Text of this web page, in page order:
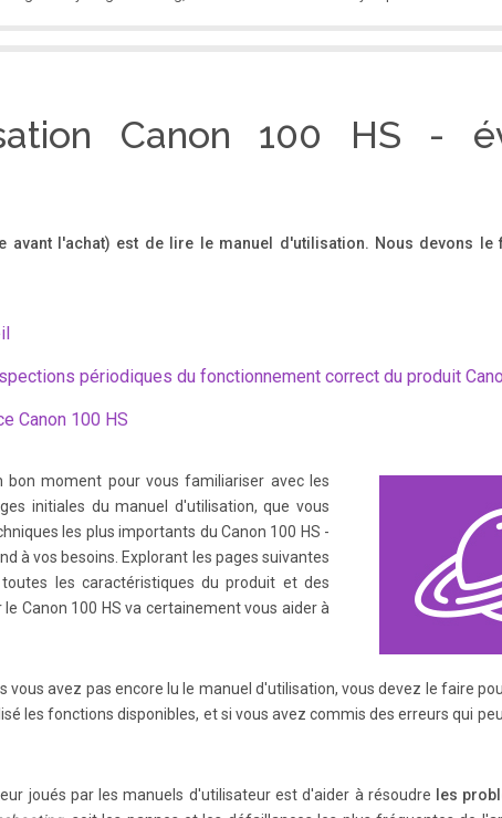
expressions (p. 81) Kids and pets (p.
27 z Automatically play back pi ctures (slideshow)
Contents .......2 Read This First .
in Program AE .............. ... 84 Adjusting the Brightness (Exposure
Ba lance .
............. ....159 Changing Camera Settings..... .......166 Changing
Settings .
Canon 100 HS -
avant l'achat) est de lire le manuel d'utilisation. Nous devons le
périodiques du fonctionnement correct du produit
Canon 100 HS
bon moment pour vous familiariser avec les
initiales du manuel d'utilisation, que vous
les plus importants du Canon 100 HS -
à vos besoins. Explorant les pages suivantes
les caractéristiques du produit et des
Canon 100 HS va certainement vous aider à
vous avez pas encore lu le manuel d'utilisation, vous devez le faire
les fonctions disponibles, et si vous avez commis des erreurs qui
joués par les manuels d'utilisateur est d'aider à résoudre
les